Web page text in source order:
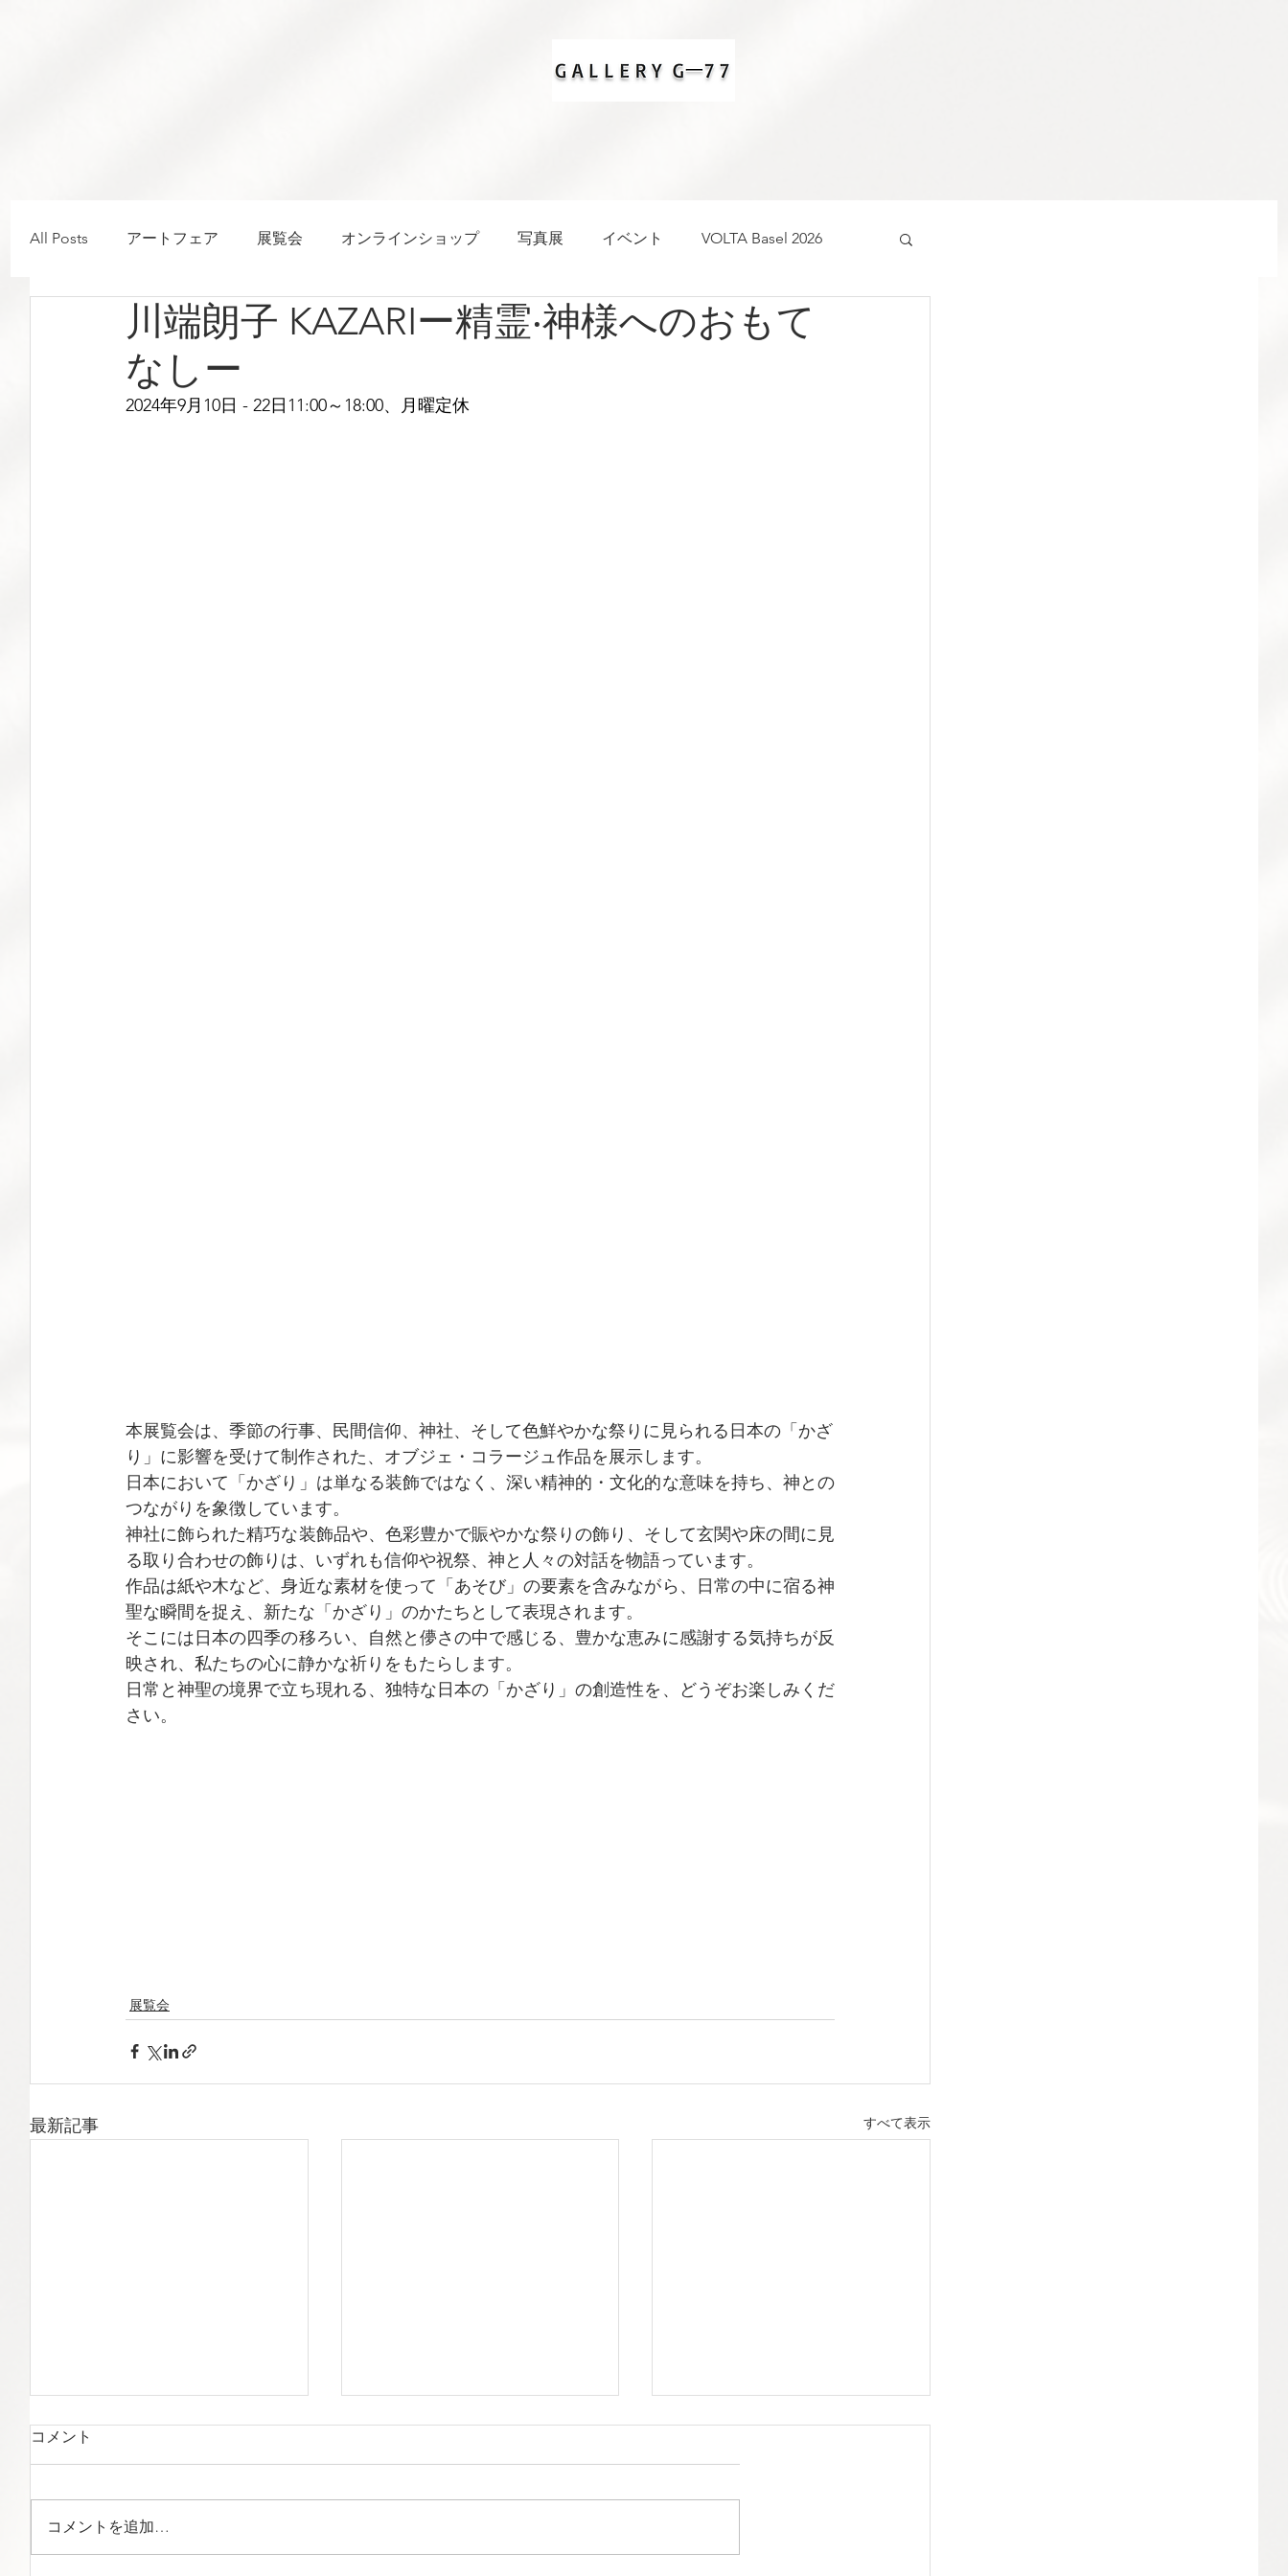
All Posts アートフェア 展覧会 オンラインショップ 写真展 イベント VOLTA Basel 2026
川端朗子 KAZARIー精霊‧神様へのおもて
なしー
2024年9月10日 - 22日11:00～18:00、月曜定休
本展覧会は、季節の行事、民間信仰、神社、そして色鮮やかな祭りに見られる日本の「かざ
り」に影響を受けて制作された、オブジェ・コラージュ作品を展示します。
日本において「かざり」は単なる装飾ではなく、深い精神的・文化的な意味を持ち、神との
つながりを象徴しています。
神社に飾られた精巧な装飾品や、色彩豊かで賑やかな祭りの飾り、そして玄関や床の間に見
る取り合わせの飾りは、いずれも信仰や祝祭、神と人々の対話を物語っています。
作品は紙や木など、身近な素材を使って「あそび」の要素を含みながら、日常の中に宿る神
聖な瞬間を捉え、新たな「かざり」のかたちとして表現されます。
そこには日本の四季の移ろい、自然と儚さの中で感じる、豊かな恵みに感謝する気持ちが反
映され、私たちの心に静かな祈りをもたらします。
日常と神聖の境界で立ち現れる、独特な日本の「かざり」の創造性を、どうぞお楽しみくだ
さい。
展覧会
最新記事 すべて表示
コメント
コメントを追加…